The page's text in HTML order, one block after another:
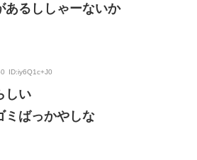
あるししゃーないか
ID:iy6Q1c+J0
しい
ミばっかやしな